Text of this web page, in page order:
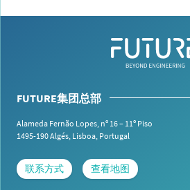
FUTURE集团总部
Alameda Fernão Lopes, nº 16 – 11º Piso
1495-190 Algés, Lisboa, Portugal
联系方式 查看地图